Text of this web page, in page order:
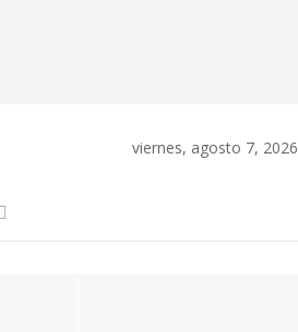
viernes, agosto 7, 2026